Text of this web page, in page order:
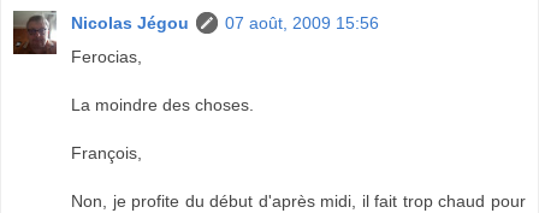
Nicolas Jégou
07 août, 2009 15:56
Ferocias,
La moindre des choses.
François,
Non, je profite du début d'après midi, il fait trop chaud pour